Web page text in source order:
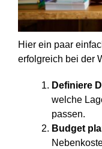
Hier ein paar
erfolgreich bei der
Definiere
welche
passen.
Budget